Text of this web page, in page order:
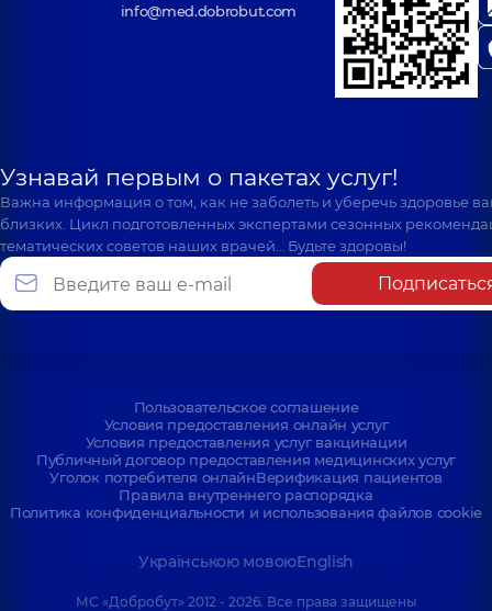
info@med.dobrobut.com
Узнавай первым о пакетах услуг!
Важна информация о том, как не заболеть и уберечь здоровье
близких. Цикл подготовленных экспертами сезонных
тематических советов наших врачей… Будьте здоровы!
Пользовательское соглашение
Условия предоставления онлайн услуг
Условия предоставления услуг вакцинации
Публичный договор предоставления медицинских услуг
Уголок потребителя онлайнВерификация пациентов
Правила внутреннего распорядка
Политика конфиденциальности и использования файлов cookie
Українською мовоюEnglish
МС «Добробут» 2012 - 2026. Все права защищены